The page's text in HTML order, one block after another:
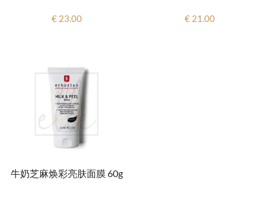
€ 23.00 € 21.00
牛奶芝麻焕彩亮肤面膜 60g